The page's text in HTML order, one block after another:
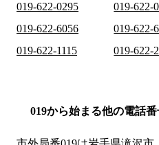
019-622-0295
019-622-
019-622-6056
019-622-
019-622-1115
019-622-
019から始まる他の電話